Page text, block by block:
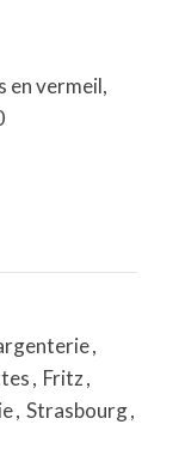
en vermeil,
,
, Fritz,
, Strasbourg,